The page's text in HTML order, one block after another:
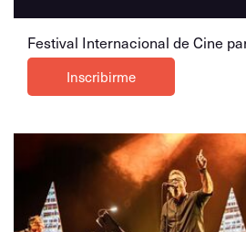
Festival Internacional de Cine
Inscribirme